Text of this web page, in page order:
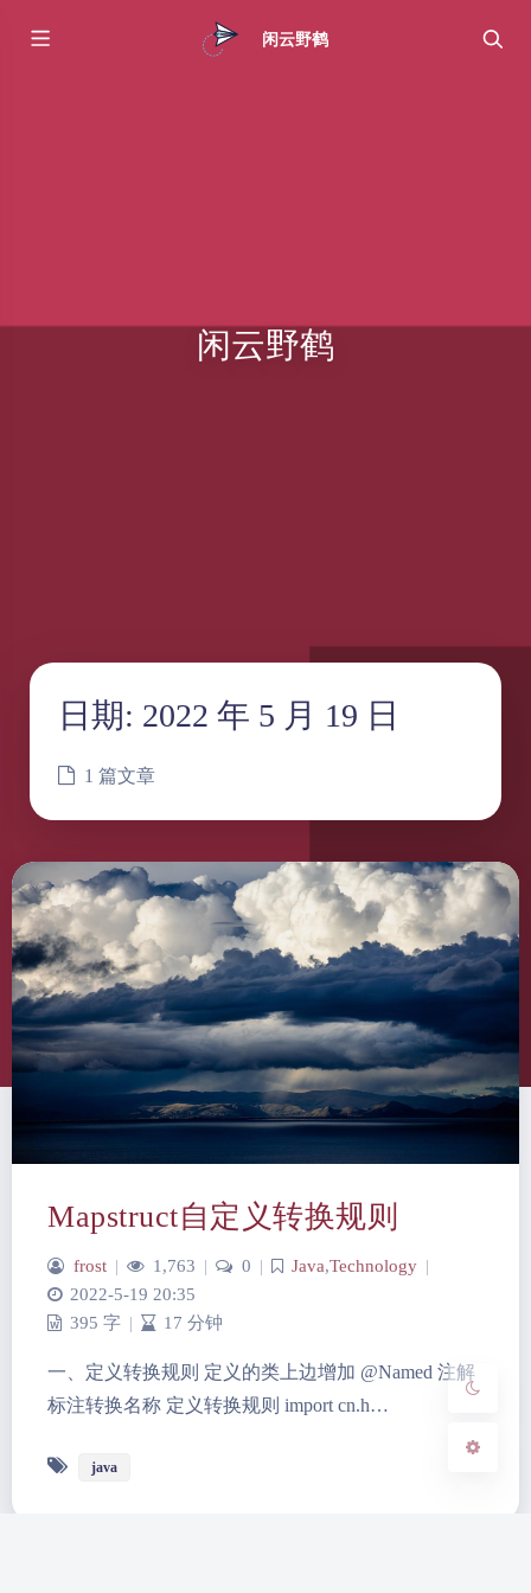
闲云野鹤
闲云野鹤
夜间模式
Sans Serif
日期: 2022 年 5 月 19 日
1 篇文章
Mapstruct自定义转换规则
frost | 1,763 | 0 | Java,Technology |
2022-5-19 20:35
395 字 | 17 分钟
一、定义转换规则 定义的类上边增加 @Named 注解
标注转换名称 定义转换规则 import cn.h…
java